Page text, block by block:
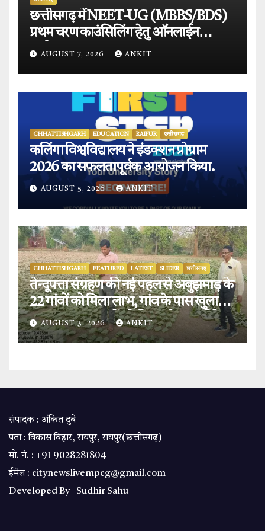
छत्तीसगढ़ में NEET-UG (MBBS/BDS)
प्रथम चरण काउंसिलिंग हेतु ऑनलाईन
आवेदन प्रारंभ.
AUGUST 7, 2026 ANKIT
CHHATTISHGARH EDUCATION RAIPUR छत्तीसगढ़
कलिंगा विश्वविद्यालय ने इंडक्शन प्रोग्राम
2026 का सफलतापूर्वक आयोजन किया.
AUGUST 5, 2026 ANKIT
CHHATTISHGARH FEATURED LATEST SLIDER छत्तीसगढ़
तेन्दूपत्ता संग्रहण की नई पहल से अबुझमाड़ के
22 गांवों को मिला लाभ, गांव के पास खुला
फड़, 365 संग्राहकों को मिला सीधा आर्थिक
लाभ.
AUGUST 3, 2026 ANKIT
संपादक : अंकित दुबे
पता : विकास विहार, रायपुर, रायपुर(छत्तीसगढ़)
मो. नं. : +91 9028281804
ईमेल : citynewslivempcg@gmail.com
Developed By | Sudhir Sahu